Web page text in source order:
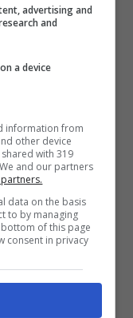
c’è una
radio.
Moslehi,
Falivelli.
anche
principale
advertising and
and
a device
information from
other device
with 319
and our partners
data on the basis
to by managing
of this page
consent in privacy